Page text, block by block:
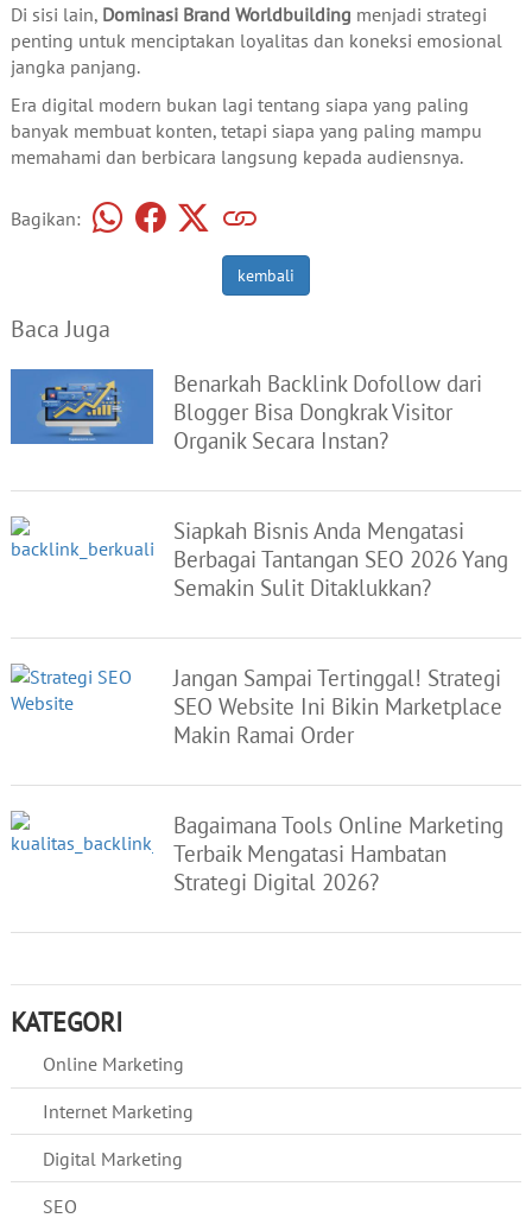
Di sisi lain, Dominasi Brand Worldbuilding menjadi strategi
penting untuk menciptakan loyalitas dan koneksi emosional
jangka panjang.
Era digital modern bukan lagi tentang siapa yang paling
banyak membuat konten, tetapi siapa yang paling mampu
memahami dan berbicara langsung kepada audiensnya.
Bagikan:
kembali
Baca Juga
Benarkah Backlink Dofollow dari
Blogger Bisa Dongkrak Visitor
Organik Secara Instan?
Siapkah Bisnis Anda Mengatasi
Berbagai Tantangan SEO 2026 Yang
Semakin Sulit Ditaklukkan?
Jangan Sampai Tertinggal! Strategi
SEO Website Ini Bikin Marketplace
Makin Ramai Order
Bagaimana Tools Online Marketing
Terbaik Mengatasi Hambatan
Strategi Digital 2026?
KATEGORI
Online Marketing
Internet Marketing
Digital Marketing
SEO